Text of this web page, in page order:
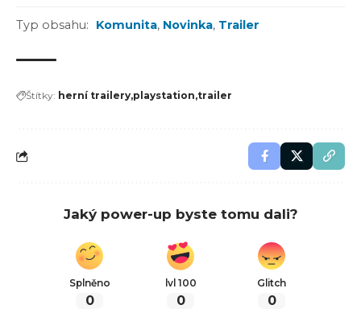
Typ obsahu: Komunita, Novinka, Trailer
Štítky: herní trailery playstation trailer
Jaký power-up byste tomu dali?
Splněno
0
lvl 100
0
Glitch
0